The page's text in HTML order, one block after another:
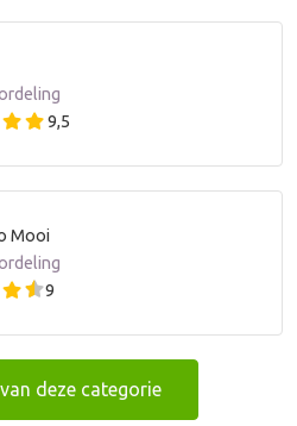
9,5
Mooi
9
deze categorie